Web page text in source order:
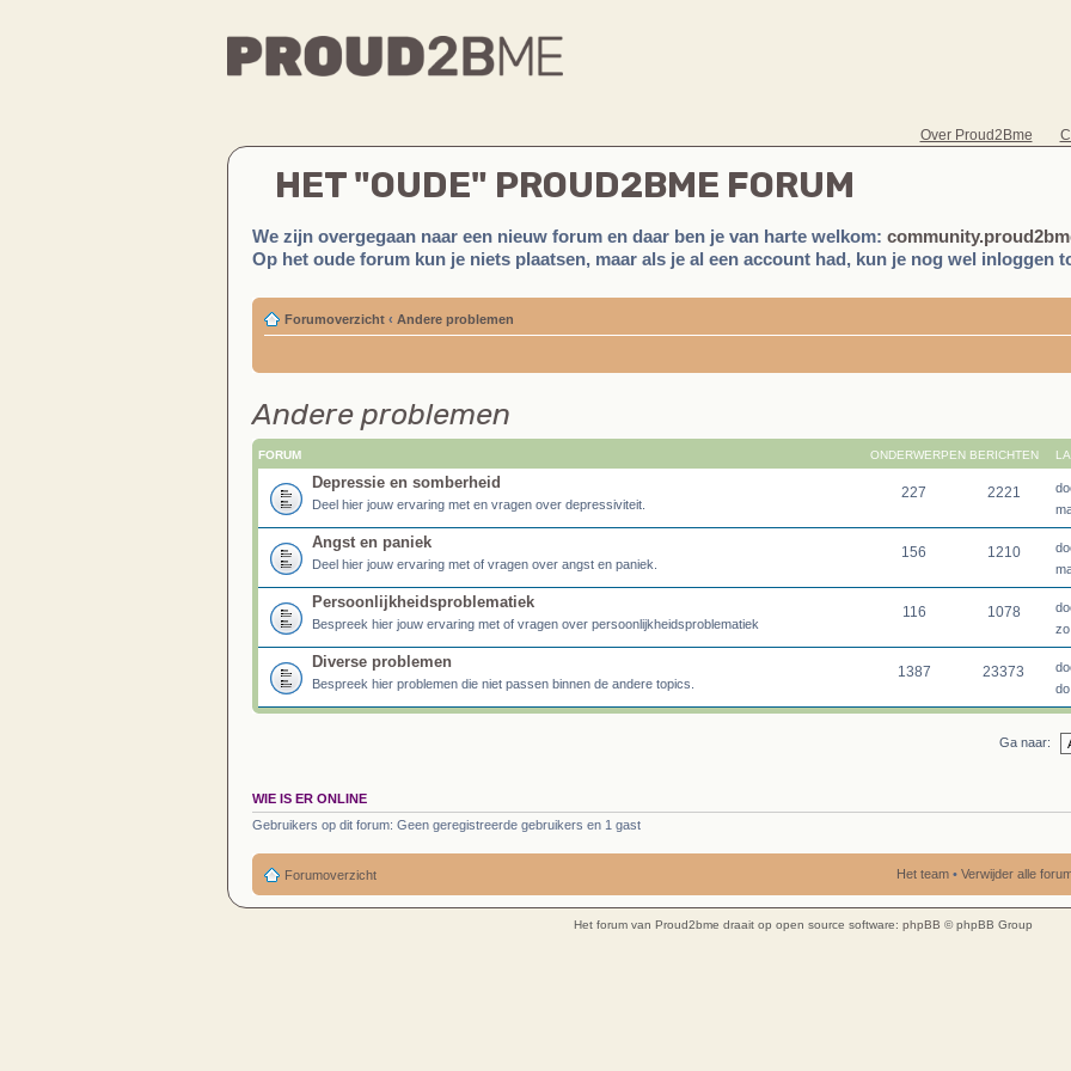
Over Proud2Bme
HET "OUDE" PROUD2BME FORUM
We zijn overgegaan naar een nieuw forum en daar ben je van harte welkom:
Op het oude forum kun je niets plaatsen, maar als je al een account had, kun je nog wel inloggen
Forumoverzicht ‹ Andere problemen
Andere problemen
FORUM ONDERWERPEN BERICHTEN
Depressie en somberheid
Deel hier jouw ervaring met en vragen over depressiviteit.
227 2221
Angst en paniek
Deel hier jouw ervaring met of vragen over angst en paniek.
156 1210
Persoonlijkheidsproblematiek
Bespreek hier jouw ervaring met of vragen over persoonlijkheidsproblematiek
116 1078
Diverse problemen
Bespreek hier problemen die niet passen binnen de andere topics.
1387 23373
Ga naar:
WIE IS ER ONLINE
Gebruikers op dit forum: Geen geregistreerde gebruikers en 1 gast
Forumoverzicht Het team• Verwijder alle
Het forum van Proud2bme draait op open source software: phpBB © phpBB Group